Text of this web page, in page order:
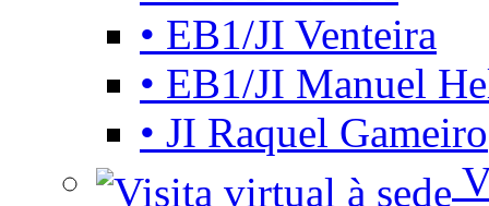
• EB1/JI Venteira
• EB1/JI Manuel
• JI Raquel Gameiro